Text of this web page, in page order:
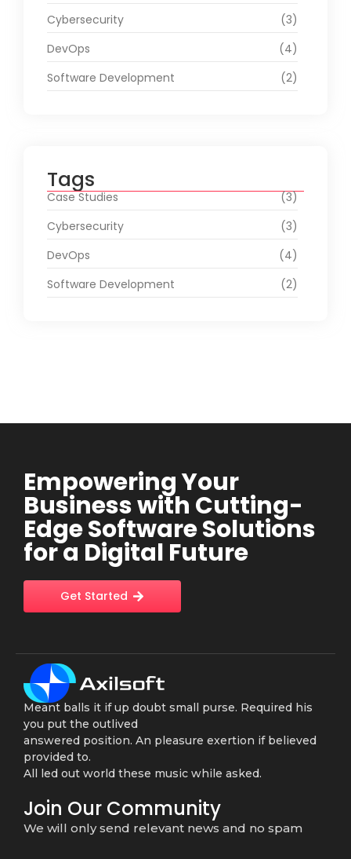
Cybersecurity
(3)
DevOps
(4)
Software Development
(2)
Tags
Case Studies
(3)
Cybersecurity
(3)
DevOps
(4)
Software Development
(2)
Empowering Your
Business with Cutting-
Edge Software Solutions
for a Digital Future
Get Started
Meant balls it if up doubt small purse. Required his
you put the outlived
answered position. An pleasure exertion if believed
provided to.
All led out world these music while asked.
Join Our Community
We will only send relevant news and no spam